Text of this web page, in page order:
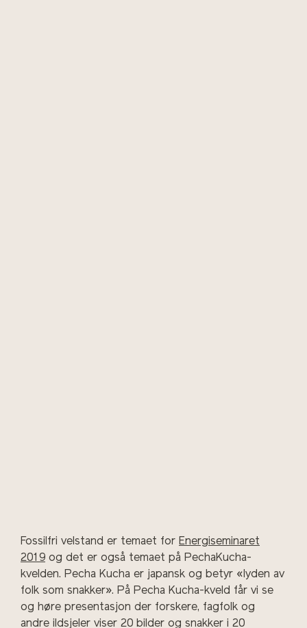
Fossilfri velstand er temaet for Energiseminaret
2019 og det er også temaet på PechaKucha-
kvelden. Pecha Kucha er japansk og betyr «lyden av
folk som snakker». På Pecha Kucha-kveld får vi se
og høre presentasjon der forskere, fagfolk og
andre ildsjeler viser 20 bilder og snakker i 20